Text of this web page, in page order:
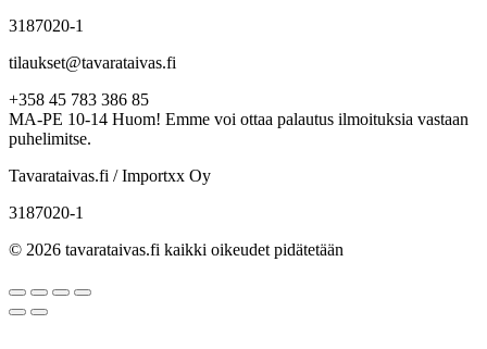
3187020-1
tilaukset@tavarataivas.fi
+358 45 783 386 85
MA-PE 10-14 Huom! Emme voi ottaa palautus ilmoituksia vastaan
puhelimitse.
Tavarataivas.fi / Importxx Oy
3187020-1
© 2026 tavarataivas.fi kaikki oikeudet pidätetään